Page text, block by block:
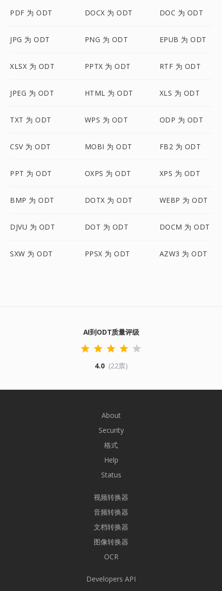
PDF 为 ODT DOCX 为 ODT DOC 为 ODT
JPG 为 ODT PNG 为 ODT EPUB 为 ODT
XLSX 为 ODT PPTX 为 ODT RTF 为 ODT
JPEG 为 ODT HTML 为 ODT XLS 为 ODT
TXT 为 ODT WPS 为 ODT ODP 为 ODT
CSV 为 ODT MOBI 为 ODT FB2 为 ODT
PPT 为 ODT OXPS 为 ODT XPS 为 ODT
BMP 为 ODT DOTX 为 ODT WEBP 为 ODT
DJVU 为 ODT DOT 为 ODT DOCM 为 ODT
SXW 为 ODT PPSX 为 ODT AZW3 为 ODT
AI到ODT质量评级
4.0 (22票)
About
Security
格式
Help
Status
视频转换器
音频转换器
文档转换器
图像转换器
OCR
Developers API